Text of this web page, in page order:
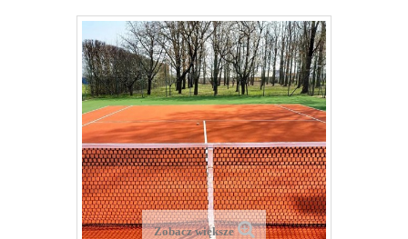
Zobacz większe